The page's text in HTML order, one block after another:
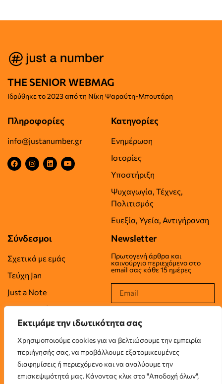
Εκτιμάμε την ιδωτικότητα σας
Χρησιμοποιούμε cookies για να βελτιώσουμε την εμπειρία
περιήγησής σας, να προβάλλουμε εξατομικευμένες
διαφημίσεις ή περιεχόμενο και να αναλύουμε την
επισκεψιμότητά μας. Κάνοντας κλικ στο "Αποδοχή όλων",
THE SENIOR WEBMAG
Iδρύθηκε το2023 από τη Νίκη Ψαραύτη-Μπουτάρη
Πληροφορίες
info@justanumber.gr
Κατηγορίες
Ενημέρωση
Ιστορίες
Υποστήριξη
Ψυχαγωγία, Τέχνες,
Πολιτισμός
Ευεξία, Υγεία, Αντιγήρανση
Σύνδεσμοι
Σχετικά με εμάς
Τεύχη Jan
Just a Note
Επικοινωνία
Όροι Χρήσης
Πολιτική Απορρήτου
Πολιτική Cookies
Newsletter
Πρωτογενή άρθρα και
καινούργιο περιεχόμενο στο
email σας κάθε 15 ημέρες